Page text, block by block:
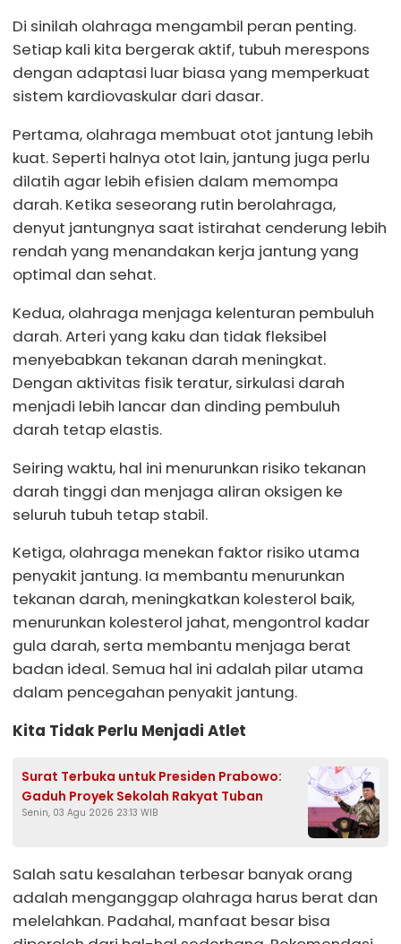
Di sinilah olahraga mengambil peran penting.
Setiap kali kita bergerak aktif, tubuh merespons
dengan adaptasi luar biasa yang memperkuat
sistem kardiovaskular dari dasar.
Pertama, olahraga membuat otot jantung lebih
kuat. Seperti halnya otot lain, jantung juga perlu
dilatih agar lebih efisien dalam memompa
darah. Ketika seseorang rutin berolahraga,
denyut jantungnya saat istirahat cenderung lebih
rendah yang menandakan kerja jantung yang
optimal dan sehat.
Kedua, olahraga menjaga kelenturan pembuluh
darah. Arteri yang kaku dan tidak fleksibel
menyebabkan tekanan darah meningkat.
Dengan aktivitas fisik teratur, sirkulasi darah
menjadi lebih lancar dan dinding pembuluh
darah tetap elastis.
Seiring waktu, hal ini menurunkan risiko tekanan
darah tinggi dan menjaga aliran oksigen ke
seluruh tubuh tetap stabil.
Ketiga, olahraga menekan faktor risiko utama
penyakit jantung. Ia membantu menurunkan
tekanan darah, meningkatkan kolesterol baik,
menurunkan kolesterol jahat, mengontrol kadar
gula darah, serta membantu menjaga berat
badan ideal. Semua hal ini adalah pilar utama
dalam pencegahan penyakit jantung.
Kita Tidak Perlu Menjadi Atlet
Surat Terbuka untuk Presiden Prabowo:
Gaduh Proyek Sekolah Rakyat Tuban
Senin, 03 Agu 2026 23:13 WIB
Salah satu kesalahan terbesar banyak orang
adalah menganggap olahraga harus berat dan
melelahkan. Padahal, manfaat besar bisa